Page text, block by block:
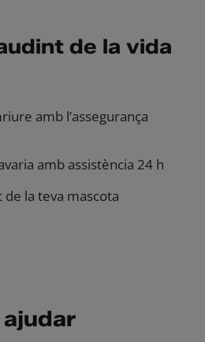
de la vida
amb l’assegurança
amb assistència 24 h
de la teva mascota
ajudar